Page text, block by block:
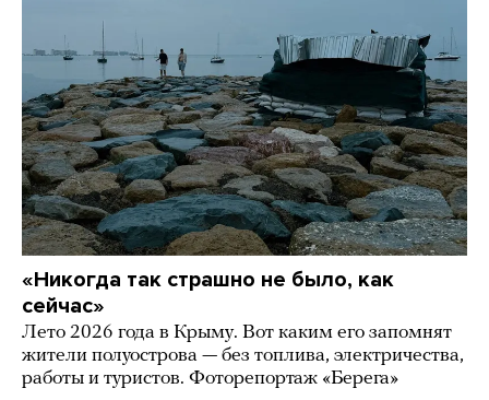
«Никогда так страшно не было, как
сейчас»
Лето 2026 года в Крыму. Вот каким его запомнят
жители полуострова — без топлива, электричества,
работы и туристов. Фоторепортаж «Берега»